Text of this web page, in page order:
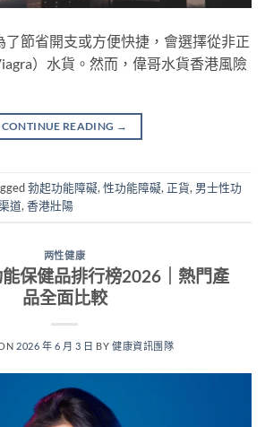
了節省開支或方便快捷，會選擇從非正
）水貨。然而，偉哥水貨香港風險
CONTINUE READING →
勃起功能障礙,性功能障礙, 正貨, 男士性功
道,香港壯陽
两性健康
保健品排行榜2026｜熱門產
品全面比較
2026 年 6 月 3 日 BY健康資訊團隊